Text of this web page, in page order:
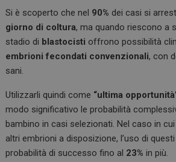
Si è scoperto che nel 90% dei casi si
giorno di coltura, ma quando riescono a
stadio di blastocisti offrono possibilità
embrioni fecondati convenzionali, con
sani.
Utilizzarli quindi come “ultima
modo significativo le probabilità
bambino in casi selezionati. Nel caso in
altri embrioni a disposizione, l’uso di
probabilità di successo fino al 23% in più.